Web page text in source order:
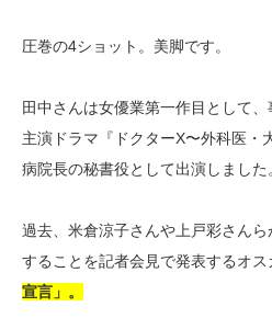
圧巻の4ショット。美脚です。
田中さんは女優業第一作目として
主演ドラマ『ドクターX〜外科医・
病院長の秘書役として出演しました
過去、米倉涼子さんや上戸彩さん
することを記者会見で発表するオ
宣言」。